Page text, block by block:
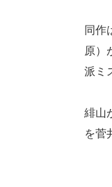
同作
原）
派ミ
緋山
を菅